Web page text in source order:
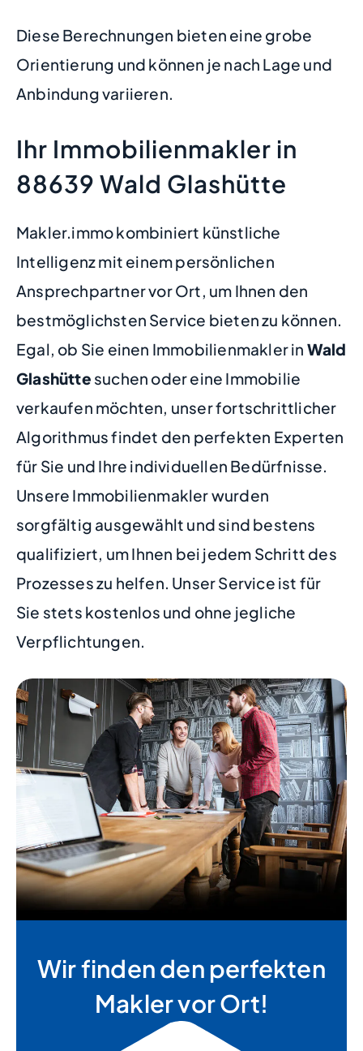
Diese Berechnungen bieten eine grobe
Orientierung und können je nach Lage und
Anbindung variieren.
Ihr Immobilienmakler in
88639 Wald Glashütte
Makler.immo kombiniert künstliche
Intelligenz mit einem persönlichen
Ansprechpartner vor Ort, um Ihnen den
bestmöglichsten Service bieten zu können.
Egal, ob Sie einen Immobilienmakler in Wald
Glashütte suchen oder eine Immobilie
verkaufen möchten, unser fortschrittlicher
Algorithmus findet den perfekten Experten
für Sie und Ihre individuellen Bedürfnisse.
Unsere Immobilienmakler wurden
sorgfältig ausgewählt und sind bestens
qualifiziert, um Ihnen bei jedem Schritt des
Prozesses zu helfen. Unser Service ist für
Sie stets kostenlos und ohne jegliche
Verpflichtungen.
Wir finden den perfekten
Makler vor Ort!